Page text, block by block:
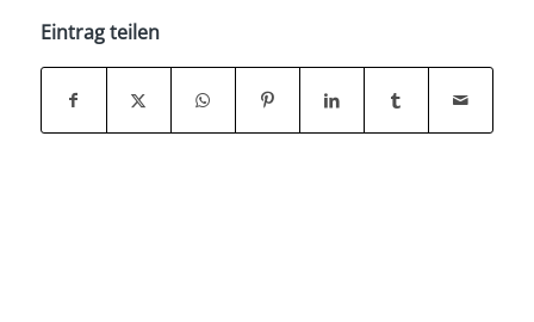
Eintrag teilen